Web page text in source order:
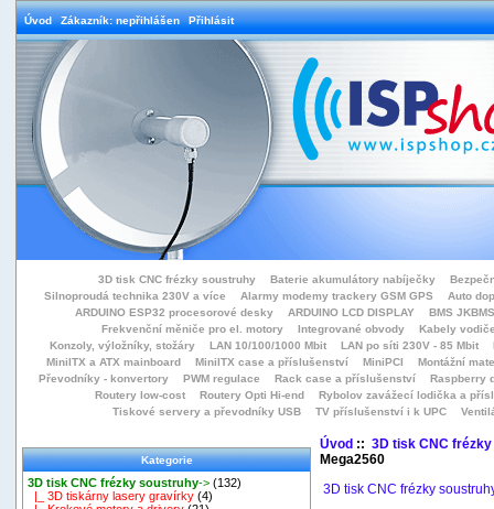
Úvod Zákazník: nepřihlášen Přihlásit
3D tisk CNC frézky soustruhy Baterie akumulátory nabíječky
Silnoproudá technika 230V a více
Alarmy modemy trackery GSM GPS
Auto
ARDUINO ESP32 procesorové desky
ARDUINO LCD DISPLAY
BMS
Frekvenční měniče pro el. motory
Integrované obvody
Kabely
Konzoly, výložníky, stožáry
LAN 10/100/1000 Mbit LAN po síti 230V - 85 Mbit
MiniITX a ATX mainboard
MiniITX case a příslušenství MiniPCI
Montážní
Převodníky - konvertory
PWM regulace Rack case a příslušenství
Raspberry
Routery low-cost
Routery Opti Hi-end
Rybolov zavážecí lodička a přísl
Tiskové servery a převodníky USB
TV příslušenství i k UPC
Kategorie
3D tisk CNC frézky soustruhy-> (132)
|_ 3D tiskárny lasery gravírky (4)
Úvod:: 3D tisk CNC
Mega2560
3D tisk CNC frézky